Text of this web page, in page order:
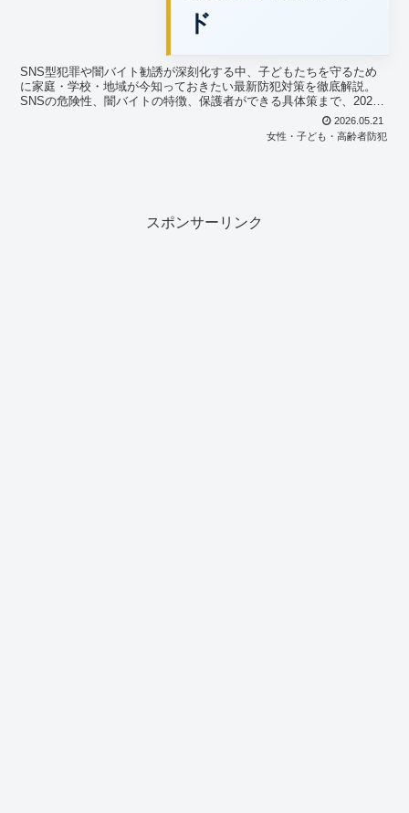
ド
SNS型犯罪や闇バイト勧誘が深刻化する中、子どもたちを守るため
に家庭・学校・地域が今知っておきたい最新防犯対策を徹底解説。
SNSの危険性、闇バイトの特徴、保護者ができる具体策まで、2026
2026.05.21
女性・子ども・高齢者防犯
スポンサーリンク